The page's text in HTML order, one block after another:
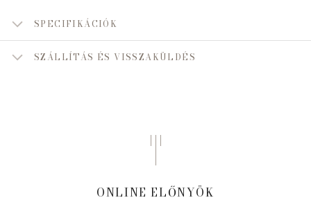
SPECIFIKÁCIÓK
SZÁLLÍTÁS ÉS VISSZAKÜLDÉS
ONLINE ELŐNYÖK